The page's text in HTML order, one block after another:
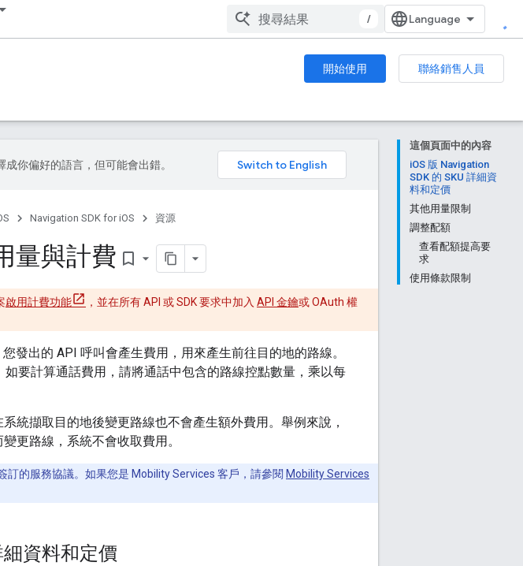
/
開始使用
聯絡銷售人員
這個頁面中的內容
iOS 版 Navigation
SDK 的 SKU 詳細資
料和定價
其他用量限制
調整配額
查看配額提高要
求
使用條款限制
你偏好的語言，但可能會出錯。
Navigation SDK for iOS 資源
量與計費 bookmark_border
啟用計費功能 ，並在所有 API 或 SDK 要求中加入 API 金鑰或 OAuth 權
發出的 API 呼叫會產生費用，用來產生前往目的地的路線。
要計算通話費用，請將通話中包含的路線控點數量，乘以每
統擷取目的地後變更路線也不會產生額外費用。舉例來說，
更路線，系統不會收取費用。
訂的服務協議。如果您是 Mobility Services 客戶，請參閱 Mobility Services
資料和定價